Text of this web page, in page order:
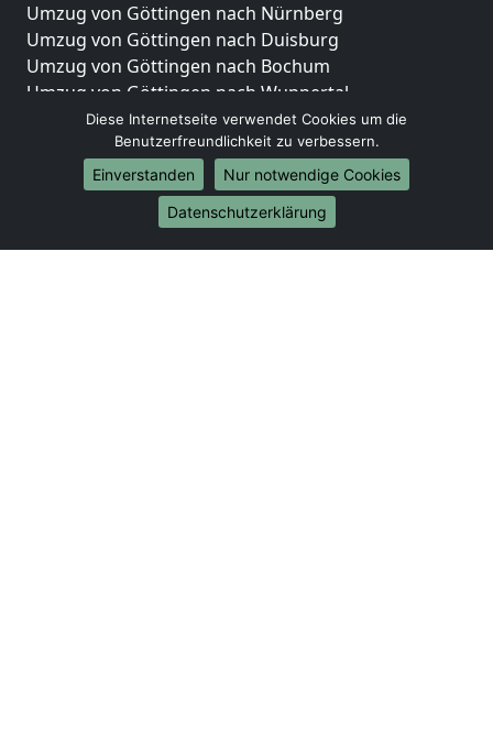
Umzug von Göttingen nach Nürnberg
Umzug von Göttingen nach Duisburg
Umzug von Göttingen nach Bochum
Umzug von Göttingen nach Wuppertal
Umzug von Göttingen nach Bielefeld
Umzug von Göttingen nach Bonn
Umzug von Göttingen nach Münster
Internationale-Umzüge
Umzug von Göttingen nach Brasilien
Diese Internetseite verwendet Cookies um die
Benutzerfreundlichkeit zu verbessern.
Einverstanden
Nur notwendige Cookies
Datenschutzerklärung